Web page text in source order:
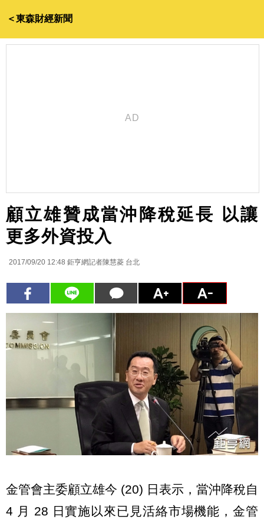
＜東森財經新聞
顧立雄贊成當沖降稅延長 以讓
更多外資投入
2017/09/20 12:48 鉅亨網記者陳慧菱 台北
金管會主委顧立雄今 (20) 日表示，當沖降稅自
4 月 28 日實施以來已見活絡市場機能，金管